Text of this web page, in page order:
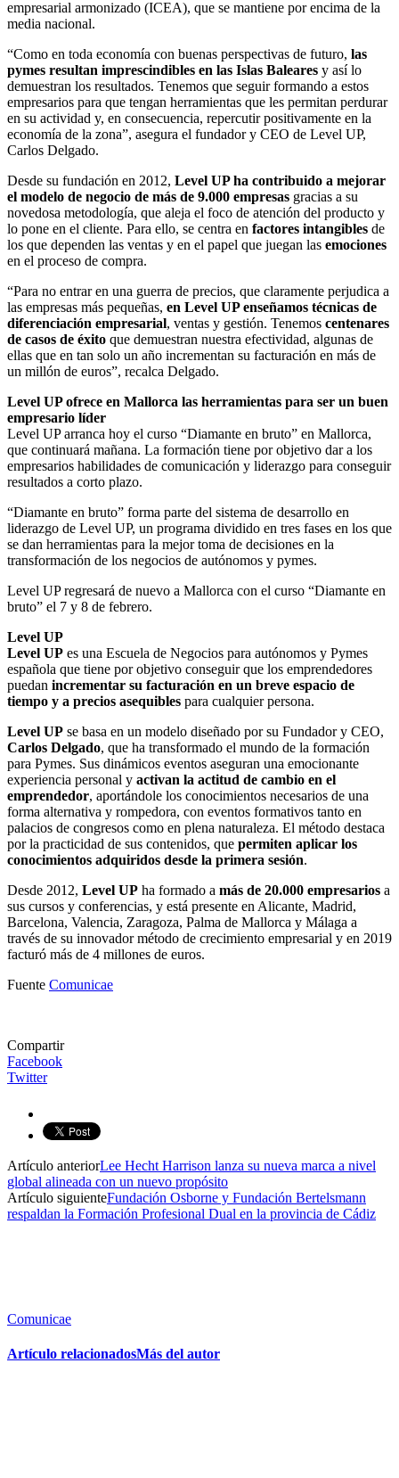
empresarial armonizado (ICEA), que se mantiene por encima de la
media nacional.
“Como en toda economía con buenas perspectivas de futuro, las
pymes resultan imprescindibles en las Islas Baleares y así lo
demuestran los resultados. Tenemos que seguir formando a estos
empresarios para que tengan herramientas que les permitan perdurar
en su actividad y, en consecuencia, repercutir positivamente en la
economía de la zona”, asegura el fundador y CEO de Level UP,
Carlos Delgado.
Desde su fundación en 2012, Level UP ha contribuido a mejorar
el modelo de negocio de más de 9.000 empresas gracias a su
novedosa metodología, que aleja el foco de atención del producto y
lo pone en el cliente. Para ello, se centra en factores intangibles de
los que dependen las ventas y en el papel que juegan las emociones
en el proceso de compra.
“Para no entrar en una guerra de precios, que claramente perjudica a
las empresas más pequeñas, en Level UP enseñamos técnicas de
diferenciación empresarial, ventas y gestión. Tenemos centenares
de casos de éxito que demuestran nuestra efectividad, algunas de
ellas que en tan solo un año incrementan su facturación en más de
un millón de euros”, recalca Delgado.
Level UP ofrece en Mallorca las herramientas para ser un buen
empresario líder
Level UP arranca hoy el curso “Diamante en bruto” en Mallorca,
que continuará mañana. La formación tiene por objetivo dar a los
empresarios habilidades de comunicación y liderazgo para conseguir
resultados a corto plazo.
“Diamante en bruto” forma parte del sistema de desarrollo en
liderazgo de Level UP, un programa dividido en tres fases en los que
se dan herramientas para la mejor toma de decisiones en la
transformación de los negocios de autónomos y pymes.
Level UP regresará de nuevo a Mallorca con el curso “Diamante en
bruto” el 7 y 8 de febrero.
Level UP
Level UP es una Escuela de Negocios para autónomos y Pymes
española que tiene por objetivo conseguir que los emprendedores
puedan incrementar su facturación en un breve espacio de
tiempo y a precios asequibles para cualquier persona.
Level UP se basa en un modelo diseñado por su Fundador y CEO,
Carlos Delgado, que ha transformado el mundo de la formación
para Pymes. Sus dinámicos eventos aseguran una emocionante
experiencia personal y activan la actitud de cambio en el
emprendedor, aportándole los conocimientos necesarios de una
forma alternativa y rompedora, con eventos formativos tanto en
palacios de congresos como en plena naturaleza. El método destaca
por la practicidad de sus contenidos, que permiten aplicar los
conocimientos adquiridos desde la primera sesión.
Desde 2012, Level UP ha formado a más de 20.000 empresarios a
sus cursos y conferencias, y está presente en Alicante, Madrid,
Barcelona, Valencia, Zaragoza, Palma de Mallorca y Málaga a
través de su innovador método de crecimiento empresarial y en 2019
facturó más de 4 millones de euros.
Fuente Comunicae
Compartir
Facebook
Twitter
Artículo anteriorLee Hecht Harrison lanza su nueva marca a nivel
global alineada con un nuevo propósito
Artículo siguienteFundación Osborne y Fundación Bertelsmann
respaldan la Formación Profesional Dual en la provincia de Cádiz
Comunicae
Artículo relacionadosMás del autor